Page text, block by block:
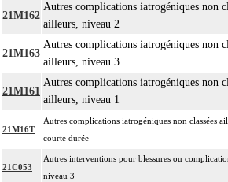
21M162
Autres complications iatrogéniques non
ailleurs, niveau 2
21M163
Autres complications iatrogéniques non
ailleurs, niveau 3
21M161
Autres complications iatrogéniques non
ailleurs, niveau 1
21M16T
Autres complications iatrogéniques non classées
courte durée
21C053
Autres interventions pour blessures ou
niveau 3